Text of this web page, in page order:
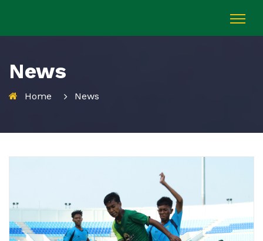
News
Home News